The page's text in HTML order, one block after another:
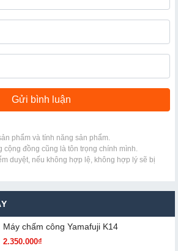
phẩm và tính năng sản phẩm.
cộng đồng cũng là tôn trọng chính mình.
duyệt, nếu không hợp lệ, không hợp lý sẽ bị
Máy chấm cô​ng Yamafuji K14
2.350.000₫